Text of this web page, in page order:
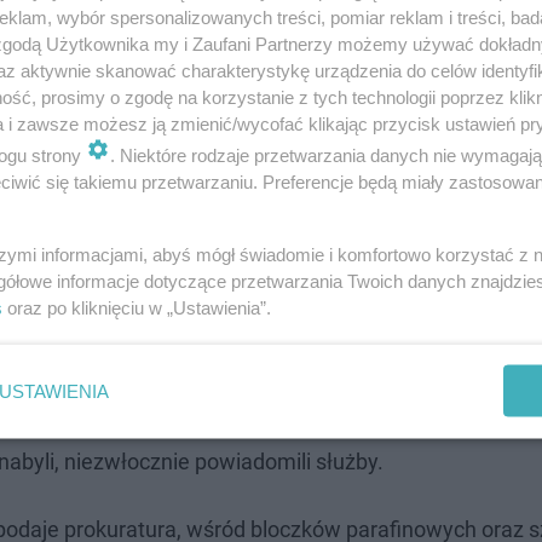
prace potrwają do przyszłego tygodnia. Postępowanie
odpadów niebezpiecznych w miejscu
podczas przeprowadzanych prac ziemnych na
oraz oraz przedmioty przypominające odpady
niezwłocznie powiadomili służby.
prokuratura, wśród bloczków parafinowych oraz
wybór spersonalizowanych treści, pomiar reklam i treści,
Użytkownika my i Zaufani Partnerzy możemy używać
aktywnie skanować charakterystykę urządzenia do celów
prosimy o zgodę na korzystanie z tych technologii poprzez
i zawsze możesz ją zmienić/wycofać klikając przycisk ustawień
strony
. Niektóre rodzaje przetwarzania danych nie
się takiemu przetwarzaniu. Preferencje będą miały
informacjami, abyś mógł świadomie i komfortowo korzystać z
informacje dotyczące przetwarzania Twoich danych
oraz po kliknięciu w „Ustawienia”.
USTAWIENIA